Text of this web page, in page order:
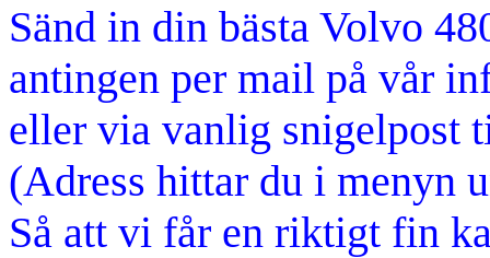
Sänd in din bästa Volvo
antingen per mail på vår
eller via vanlig snigelpost
(Adress hittar du i menyn
Så att vi får en riktigt fin